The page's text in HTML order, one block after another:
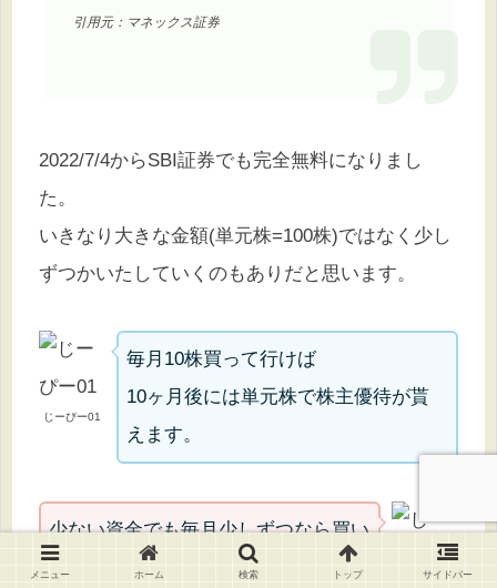
引用元：マネックス証券
2022/7/4からSBI証券でも完全無料になりまし
た。
いきなり大きな金額(単元株=100株)ではなく少し
ずつかいたしていくのもありだと思います。
じーぴー01
毎月10株買って行けば
10ヶ月後には単元株で株主優待が貰
えます。
少ない資金でも毎月少しずつなら買い
やすいかも！
メニュー ホーム 検索 トップ サイドバー